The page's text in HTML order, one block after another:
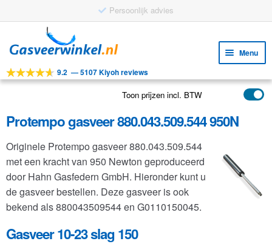
Persoonlijk advies
door
navigatie
naar
inhoud
Menu
Tools
Toepassingen
Klantenservice
FAQ
9.2 —5107 Kiyoh reviews
Toon prijzen incl. BTW
Protempo gasveer 880.043.509.544 950N
Originele Protempo gasveer 880.043.509.544
met een kracht van 950 Newton geproduceerd
door Hahn Gasfedern GmbH. Hieronder kunt u
de gasveer bestellen. Deze gasveer is ook
bekend als 880043509544 en G0110150045.
Gasveer 10-23 slag 150